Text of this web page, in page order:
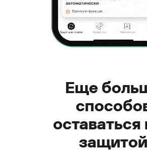
Еще
оставаться
защитой